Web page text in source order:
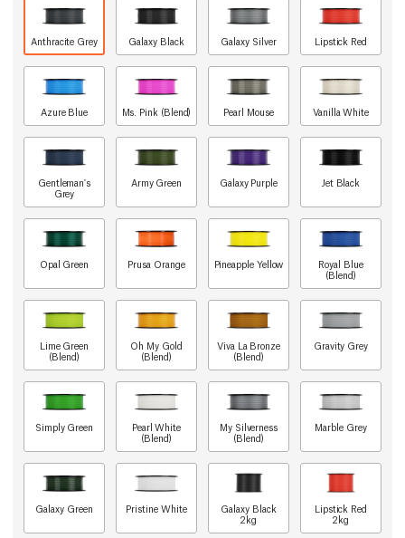
Anthracite Grey Galaxy Black Galaxy Silver Lipstick Red
Azure Blue Ms. Pink (Blend) Pearl Mouse Vanilla White
Gentleman's
Grey
Army Green Galaxy Purple Jet Black
Opal Green Prusa Orange Pineapple Yellow
Royal Blue
(Blend)
Lime Green
(Blend)
Oh My Gold
(Blend)
Viva La Bronze
(Blend)
Gravity Grey
Simply Green
Pearl White
(Blend)
My Silverness
(Blend)
Marble Grey
Galaxy Green Pristine White
Galaxy Black
2kg
Lipstick Red
2kg